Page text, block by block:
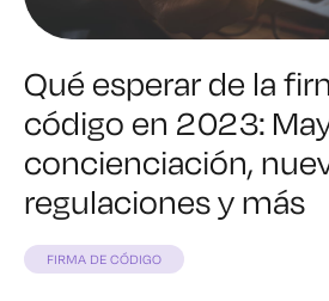
Qué esperar de la
código en 2023:
concienciación,
regulaciones y más
FIRMA DE CÓDIGO